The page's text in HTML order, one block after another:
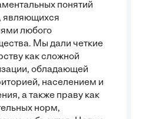
понятий
являющихся
любого
Мы дали четкие
как сложной
обладающей
населением и
а также праву как
норм,